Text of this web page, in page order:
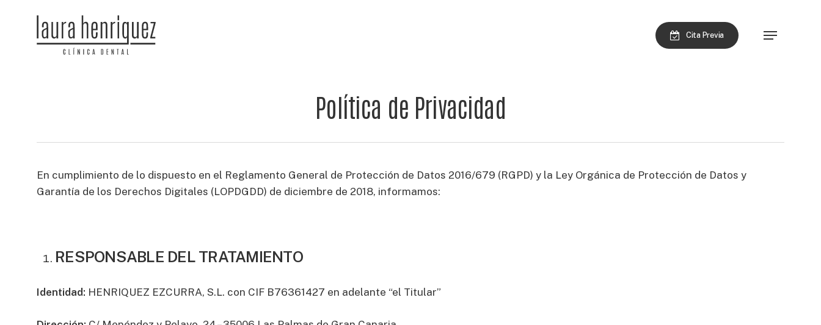
Cita Previa Menu
Política de Privacidad
En cumplimiento de lo dispuesto en el Reglamento General de Protección de Datos 2016/679 (RGPD) y la Ley Orgánica de Protección de Datos y
Garantía de los Derechos Digitales (LOPDGDD) de diciembre de 2018, informamos:
RESPONSABLE DEL TRATAMIENTO
Identidad: HENRIQUEZ EZCURRA, S.L. con CIF B76361427 en adelante “el Titular”